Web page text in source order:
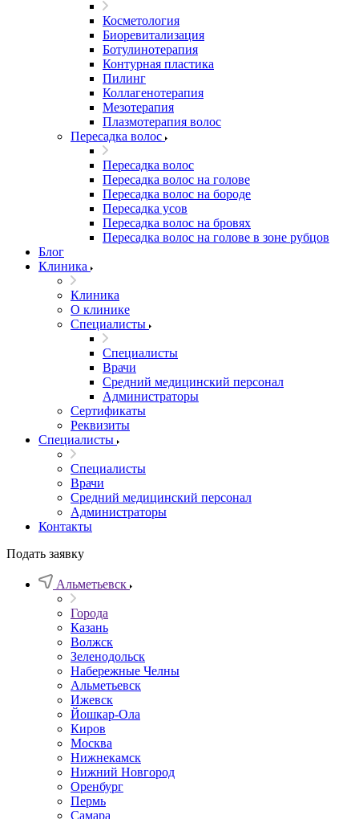
Косметология
Биоревитализация
Ботулинотерапия
Контурная пластика
Пилинг
Коллагенотерапия
Мезотерапия
Плазмотерапия волос
Пересадка волос
Пересадка волос
Пересадка волос на голове
Пересадка волос на бороде
Пересадка усов
Пересадка волос на бровях
Пересадка волос на голове в зоне рубцов
Блог
Клиника
Клиника
О клинике
Специалисты
Специалисты
Врачи
Средний медицинский персонал
Администраторы
Сертификаты
Реквизиты
Специалисты
Специалисты
Врачи
Средний медицинский персонал
Администраторы
Контакты
Подать заявку
Альметьевск
Города
Казань
Волжск
Зеленодольск
Набережные Челны
Альметьевск
Ижевск
Йошкар-Ола
Киров
Москва
Нижнекамск
Нижний Новгород
Оренбург
Пермь
Самара